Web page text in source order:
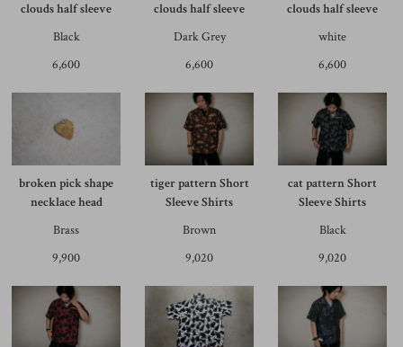
clouds half sleeve
Black
6,600
clouds half sleeve
Dark Grey
6,600
clouds half sleeve
white
6,600
broken pick shape
necklace head
Brass
9,900
tiger pattern Short
Sleeve Shirts
Brown
9,020
cat pattern Short
Sleeve Shirts
Black
9,020